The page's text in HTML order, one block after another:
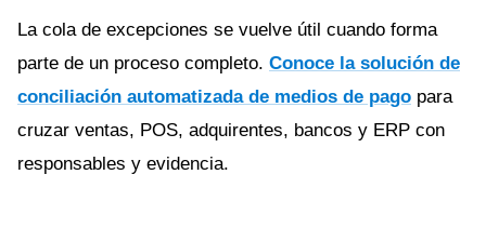
La cola de excepciones se vuelve útil cuando forma
parte de un proceso completo. Conoce la solución de
conciliación automatizada de medios de pago para
cruzar ventas, POS, adquirentes, bancos y ERP con
responsables y evidencia.